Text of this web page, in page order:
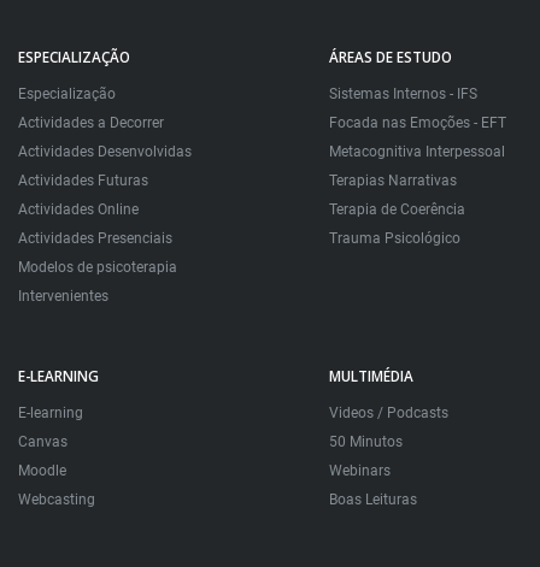
ESPECIALIZAÇÃO
Especialização
Actividades a Decorrer
Actividades Desenvolvidas
Actividades Futuras
Actividades Online
Actividades Presenciais
Modelos de psicoterapia
Intervenientes
ÁREAS DE ESTUDO
Sistemas Internos - IFS
Focada nas Emoções - EFT
Metacognitiva Interpessoal
Terapias Narrativas
Terapia de Coerência
Trauma Psicológico
E-LEARNING
E-learning
Canvas
Moodle
Webcasting
MULTIMÉDIA
Videos / Podcasts
50 Minutos
Webinars
Boas Leituras